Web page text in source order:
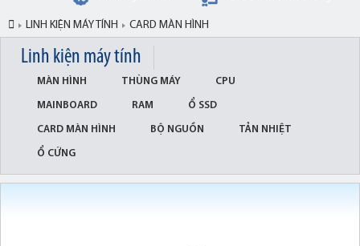
LINH KIỆN MÁY TÍNH CARD MÀN HÌNH
Linh kiện máy tính
MÀN HÌNH THÙNG MÁY CPU
MAINBOARD RAM Ổ SSD
CARD MÀN HÌNH BỘ NGUỒN TẢN NHIỆT
Ổ CỨNG